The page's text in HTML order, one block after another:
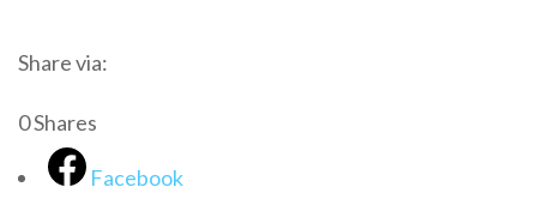
Share via:
0Shares
Facebook